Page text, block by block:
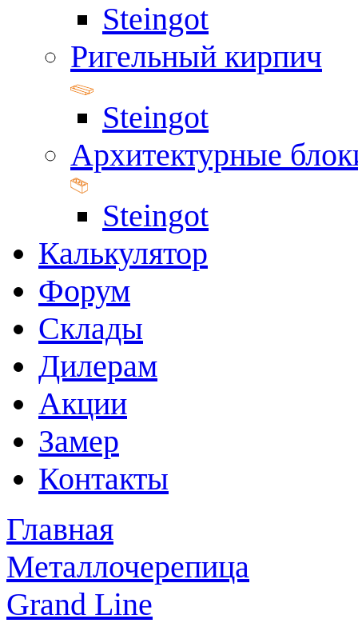
Steingot
Ригельный кирпич
Steingot
Архитектурные
Steingot
Калькулятор
Форум
Склады
Дилерам
Акции
Замер
Контакты
Главная
Металлочерепица
Grand Line